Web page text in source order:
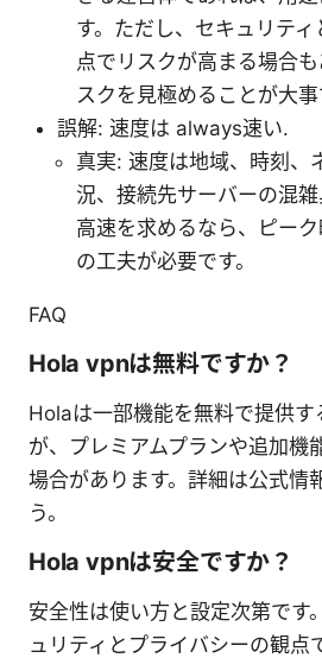
す。ただし、セキュリテ
点でリスクが高まる場合
スクを見極めることが大事
誤解: 速度は always速い.
真実: 速度は地域、時刻、
況、接続先サーバーの混雑
高速を求めるなら、ピー
の工夫が必要です。
FAQ
Hola vpnは無料ですか？
Holaは一部機能を無料で提供す
が、プレミアムプランや追加機
場合があります。詳細は公式情
う。
Hola vpnは安全ですか？
安全性は使い方と設定次第です
ュリティとプライバシーの観点